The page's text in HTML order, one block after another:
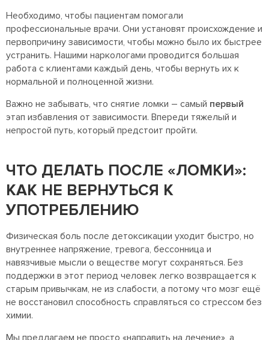
Необходимо, чтобы пациентам помогали
профессиональные врачи. Они установят происхождение и
первопричину зависимости, чтобы можно было их быстрее
устранить. Нашими наркологами проводится большая
работа с клиентами каждый день, чтобы вернуть их к
нормальной и полноценной жизни.
Важно не забывать, что снятие ломки – самый первый
этап избавления от зависимости. Впереди тяжелый и
непростой путь, который предстоит пройти.
ЧТО ДЕЛАТЬ ПОСЛЕ «ЛОМКИ»:
КАК НЕ ВЕРНУТЬСЯ К
УПОТРЕБЛЕНИЮ
Физическая боль после детоксикации уходит быстро, но
внутреннее напряжение, тревога, бессонница и
навязчивые мысли о веществе могут сохраняться. Без
поддержки в этот период человек легко возвращается к
старым привычкам, не из слабости, а потому что мозг ещё
не восстановил способность справляться со стрессом без
химии.
Мы предлагаем не просто «направить на лечение», а